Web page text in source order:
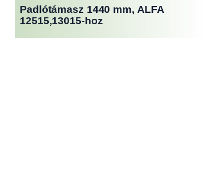
Padlótámasz 1440 mm, ALFA
12515,13015-hoz